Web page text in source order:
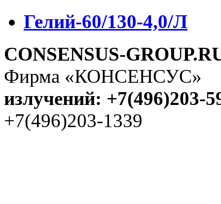
Гелий-60/130-4,0/Л
CONSENSUS-
Фирма
излучений: +7(496)203-
+7(496)203-1339